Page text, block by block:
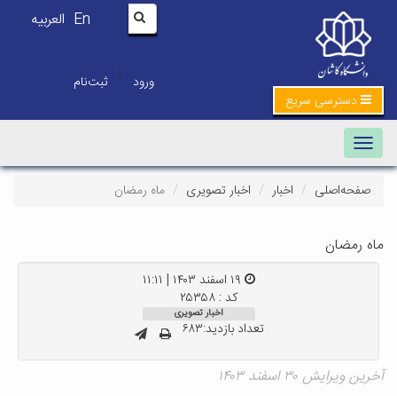
En العربیه
ورود | ثبت‌نام
دسترسی سریع
Toggle navigation
صفحه‌اصلی اخبار اخبار تصویری ماه رمضان
ماه رمضان
کد : ۲۵۳۵۸
اخبار تصویری
تعداد بازدید:۶۸۳
آخرین ویرایش ۳۰ اسفند ۱۴۰۳